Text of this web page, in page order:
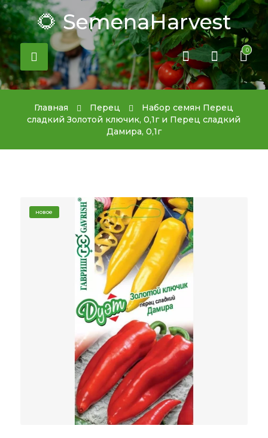
🌻 SemenaHarvest
0
Главная Перец
Набор семян Перец
сладкий Золотой ключик, 0,1г и Перец сладкий
Дамира, 0,1г
новое